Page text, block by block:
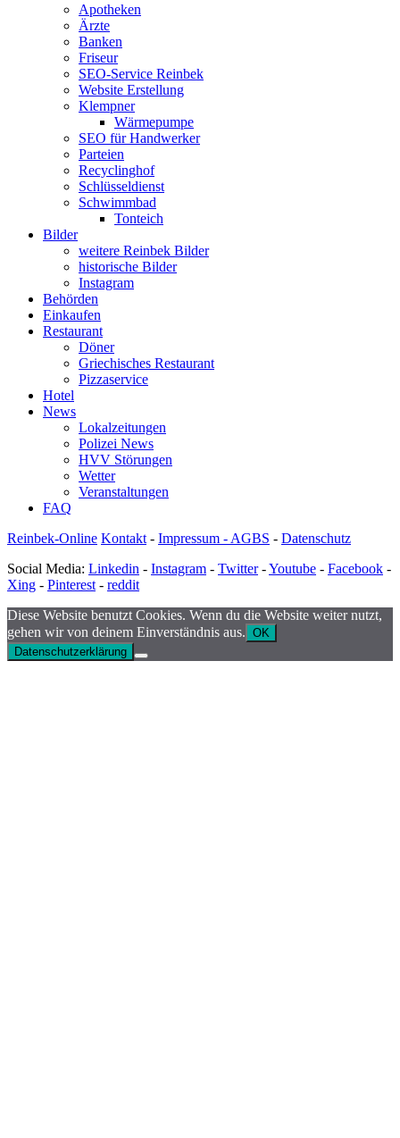
Apotheken
Ärzte
Banken
Friseur
SEO-Service Reinbek
Website Erstellung
Klempner
Wärmepumpe
SEO für Handwerker
Parteien
Recyclinghof
Schlüsseldienst
Schwimmbad
Tonteich
Bilder
weitere Reinbek Bilder
historische Bilder
Instagram
Behörden
Einkaufen
Restaurant
Döner
Griechisches Restaurant
Pizzaservice
Hotel
News
Lokalzeitungen
Polizei News
HVV Störungen
Wetter
Veranstaltungen
FAQ
Reinbek-Online Kontakt- Impressum - AGBS - Datenschutz
Social Media: Linkedin - Instagram - Twitter-Youtube - Facebook -
Xing - Pinterest- reddit
Diese Website benutzt Cookies. Wenn du die Website weiter nutzt,
gehen wir von deinem Einverständnis aus. OK
Datenschutzerklärung